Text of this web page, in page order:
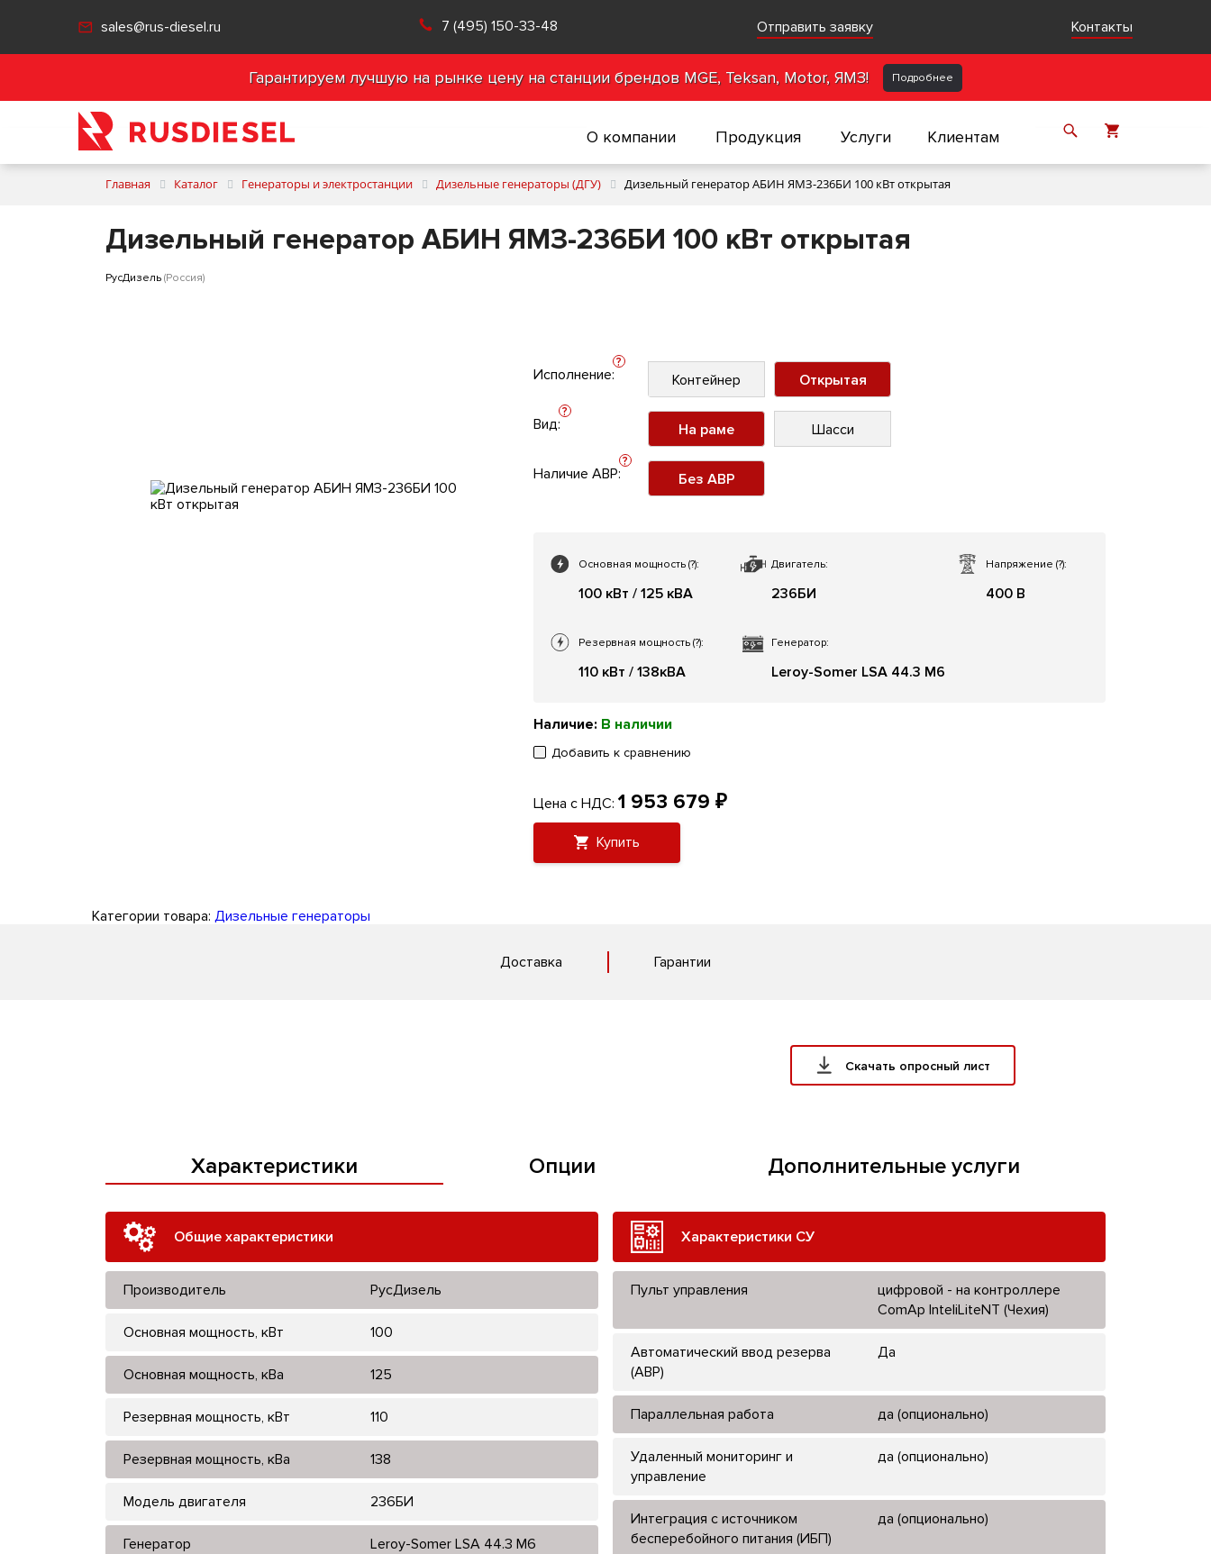
sales@rus-diesel.ru 7 (495) 150-33-48 Отправить заявку Контакты
Гарантируем лучшую на рынке цену на станции брендов MGE, Teksan, Motor, ЯМЗ! Подробнее
О компании Продукция Услуги Клиентам
Главная Каталог Генераторы и электростанции Дизельные генераторы (ДГУ) Дизельный генератор АБИН ЯМЗ-236БИ 100 кВт открытая
Дизельный генератор АБИН ЯМЗ-236БИ 100 кВт открытая
РусДизель (Россия)
Исполнение:
?
Контейнер Открытая
Вид:
?
На раме Шасси
Наличие АВР:
?
Без АВР
Основная мощность (?):
100 кВт / 125 кВА
Двигатель:
236БИ
Напряжение(?):
400 В
Резервная мощность (?):
110 кВт / 138кВА
Генератор:
Leroy-Somer LSA 44.3 M6
Наличие: В наличии
Добавить к сравнению
Цена с НДС: 1 953 679 ₽
Купить
Категории товара: Дизельные генераторы
Доставка Гарантии
Скачать опросный лист
Характеристики
Общие характеристики
Производитель РусДизель
Основная мощность, кВт 100
Основная мощность, кВа 125
Резервная мощность, кВт 110
Резервная мощность, кВа 138
Модель двигателя 236БИ
Генератор Leroy-Somer LSA 44.3 M6
Характеристики СУ
Пульт управления
цифровой - на контроллере
ComAp InteliLiteNT (Чехия)
Автоматический ввод резерва
(АВР)
Да
Параллельная работа да (опционально)
Удаленный мониторинг и
управление
да (опционально)
Интеграция с источником
бесперебойного питания (ИБП)
да (опционально)
Опции Дополнительные услуги